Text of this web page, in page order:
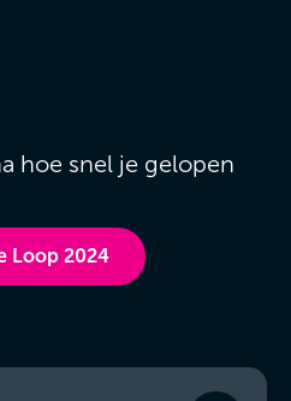
hoe snel je gelopen
Loop 2024